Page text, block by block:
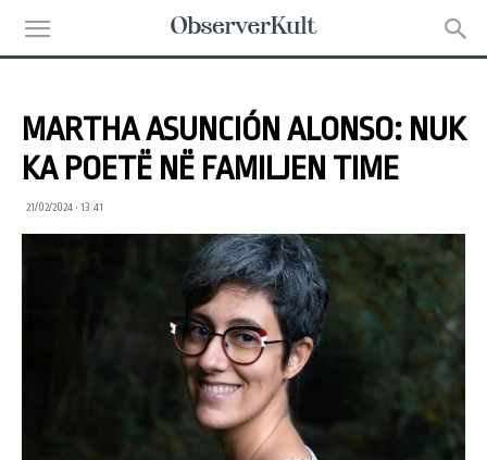
MARTHA ASUNCIÓN ALONSO: NUK
KA POETË NË FAMILJEN TIME
21/02/2024 • 13:41